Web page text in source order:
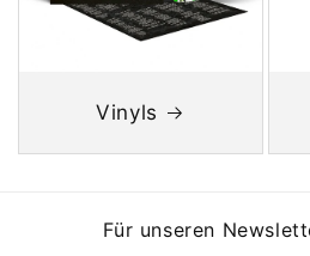
Vinyls
Für unseren